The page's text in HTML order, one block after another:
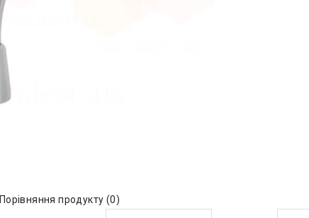
Порівняння продукту (0)